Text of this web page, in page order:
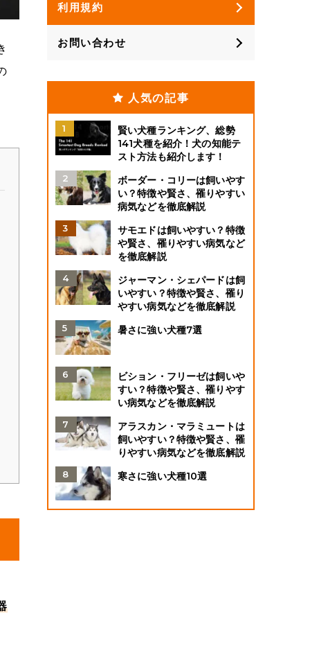
利用規約
お問い合わせ
人気の記事
賢い犬種ランキング、総勢
141犬種を紹介！犬の知能テ
スト方法も紹介します！
ボーダー・コリーは飼いやす
い？特徴や賢さ、罹りやすい
病気などを徹底解説
サモエドは飼いやすい？特徴
や賢さ、罹りやすい病気など
を徹底解説
ジャーマン・シェパードは飼
いやすい？特徴や賢さ、罹り
やすい病気などを徹底解説
暑さに強い犬種7選
ビション・フリーゼは飼いや
すい？特徴や賢さ、罹りやす
い病気などを徹底解説
アラスカン・マラミュートは
飼いやすい？特徴や賢さ、罹
りやすい病気などを徹底解説
寒さに強い犬種10選